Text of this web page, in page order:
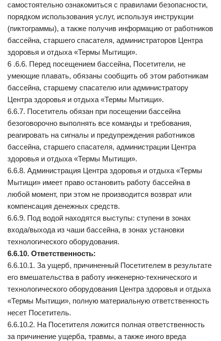
самостоятельно ознакомиться с правилами безопасности,
порядком использования услуг, используя инструкции
(пиктограммы), а также получив информацию от работников
бассейна, старшего спасателя, администраторов Центра
здоровья и отдыха «Термы Мытищи».
6 .6.6. Перед посещением бассейна, Посетители, не
умеющие плавать, обязаны сообщить об этом работникам
бассейна, старшему спасателю или администратору
Центра здоровья и отдыха «Термы Мытищи».
6.6.7. Посетитель обязан при посещении бассейна
безоговорочно выполнять все команды и требования,
реагировать на сигналы и предупреждения работников
бассейна, старшего спасателя, администрации Центра
здоровья и отдыха «Термы Мытищи».
6.6.8. Администрация Центра здоровья и отдыха «Термы
Мытищи» имеет право остановить работу бассейна в
любой момент, при этом не производится возврат или
компенсация денежных средств.
6.6.9. Под водой находятся выступы: ступени в зонах
входа/выхода из чаши бассейна, в зонах установки
технологического оборудования.
6.6.10. Ответственность:
6.6.10.1. За ущерб, причиненный Посетителем в результате
его вмешательства в работу инженерно-технического и
технологического оборудования Центра здоровья и отдыха
«Термы Мытищи», полную материальную ответственность
несет Посетитель.
6.6.10.2. На Посетителя ложится полная ответственность
за причинение ущерба, травмы, а также иного вреда